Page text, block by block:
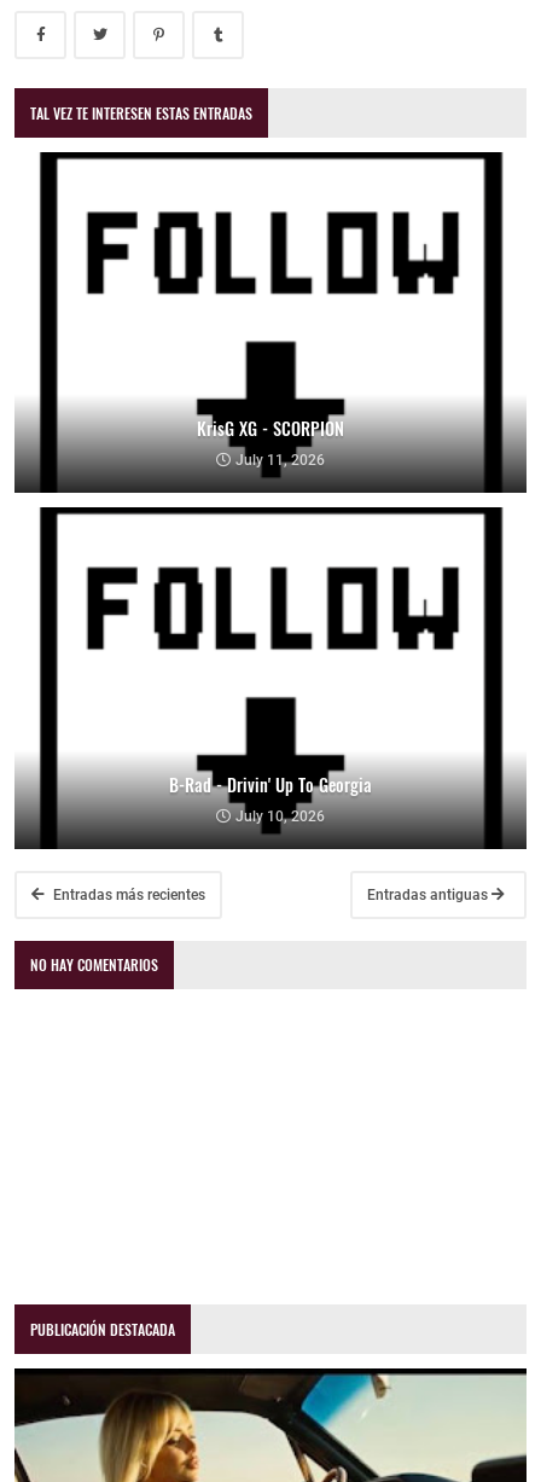
TAL VEZ TE INTERESEN ESTAS ENTRADAS
KrisG XG - SCORPION
July 11, 2026
B-Rad - Drivin' Up To Georgia
July 10, 2026
Entradas más recientes Entradas antiguas
NO HAY COMENTARIOS
PUBLICACIÓN DESTACADA